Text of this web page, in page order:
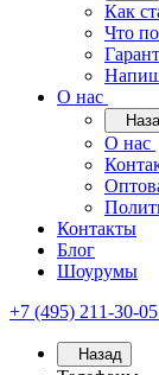
Как
Что
О нас
О нас
Контакты
Блог
Шоурумы
+7 (495) 211-30-05
Назад